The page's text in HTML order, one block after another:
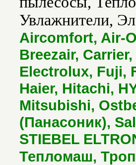
Увлажнители,
Aircomfort, Air-
Breezair,
Electrolux, Fuji,
Haier, Hitachi,
Mitsubishi,
(Панасоник),
STIEBEL
Тепломаш,